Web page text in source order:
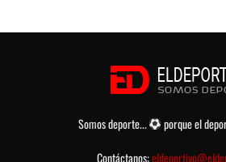
Somos deporte...
porque el
Contáctanos: